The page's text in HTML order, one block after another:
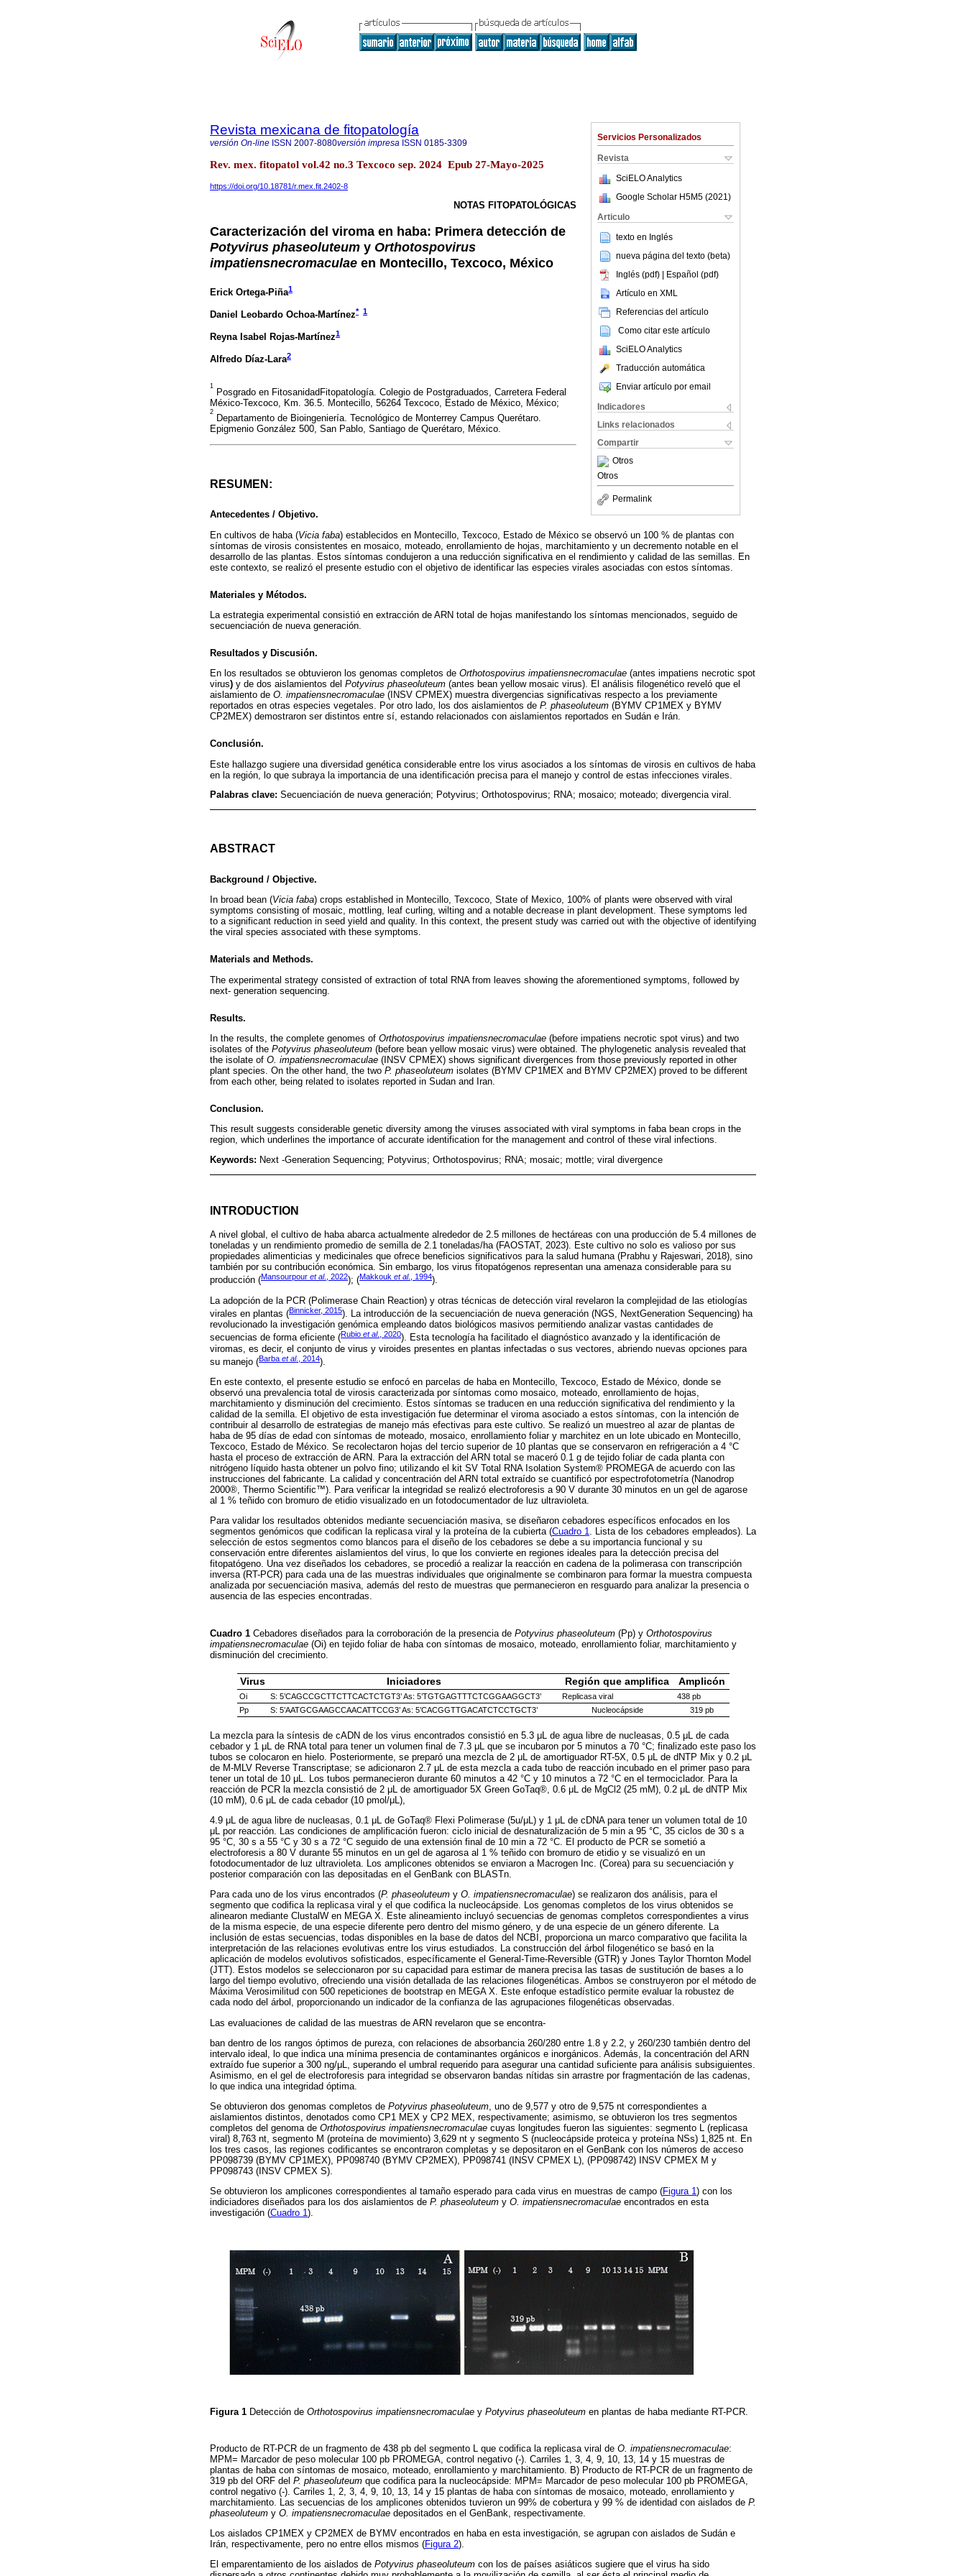
Servicios Personalizados
Revista
SciELO Analytics
Google Scholar H5M5 (2021 )
Articulo
texto en Inglés
nueva página del texto (beta)
Inglés (pdf) | Español (pdf)
Artículo en XML
Referencias del artículo
Como citar este artículo
SciELO Analytics
Traducción automática
Enviar artículo por email
Indicadores
Links relacionados
Compartir
Otros
Otros
Permalink
Revista mexicana de fitopatología
versión On-line ISSN 2007-8080versión impresa ISSN 0185-3309
Rev. mex. fitopatol vol.42 no.3 Texcoco sep. 2024 Epub 27-Mayo-2025
https://doi.org/10.18781/r.mex.fit.2402-8
NOTAS FITOPATOLÓGICAS
Caracterización del viroma en haba: Primera detección de
Potyvirus phaseoluteum y Orthotospovirus
impatiensnecromaculae en Montecillo, Texcoco, México
Erick Ortega-Piña1
Daniel Leobardo Ochoa-Martínez* 1
Reyna Isabel Rojas-Martínez1
Alfredo Díaz-Lara2
1
Posgrado en FitosanidadFitopatología. Colegio de Postgraduados, Carretera Federal
México-Texcoco, Km. 36.5. Montecillo, 56264 Texcoco, Estado de México, México;
2
Departamento de Bioingeniería. Tecnológico de Monterrey Campus Querétaro.
Epigmenio González 500, San Pablo, Santiago de Querétaro, México.
RESUMEN:
Antecedentes / Objetivo.
En cultivos de haba (Vicia faba) establecidos en Montecillo, Texcoco, Estado de México se observó un 100 % de plantas con
síntomas de virosis consistentes en mosaico, moteado, enrollamiento de hojas, marchitamiento y un decremento notable en el
desarrollo de las plantas. Estos síntomas condujeron a una reducción significativa en el rendimiento y calidad de las semillas. En
este contexto, se realizó el presente estudio con el objetivo de identificar las especies virales asociadas con estos síntomas.
Materiales y Métodos.
La estrategia experimental consistió en extracción de ARN total de hojas manifestando los síntomas mencionados, seguido de
secuenciación de nueva generación.
Resultados y Discusión.
En los resultados se obtuvieron los genomas completos de Orthotospovirus impatiensnecromaculae (antes impatiens necrotic spot
virus) y de dos aislamientos del Potyvirus phaseoluteum (antes bean yellow mosaic virus). El análisis filogenético reveló que el
aislamiento de O. impatiensnecromaculae (INSV CPMEX) muestra divergencias significativas respecto a los previamente
reportados en otras especies vegetales. Por otro lado, los dos aislamientos de P. phaseoluteum (BYMV CP1MEX y BYMV
CP2MEX) demostraron ser distintos entre sí, estando relacionados con aislamientos reportados en Sudán e Irán.
Conclusión.
Este hallazgo sugiere una diversidad genética considerable entre los virus asociados a los síntomas de virosis en cultivos de haba
en la región, lo que subraya la importancia de una identificación precisa para el manejo y control de estas infecciones virales.
Palabras clave: Secuenciación de nueva generación; Potyvirus; Orthotospovirus; RNA; mosaico; moteado; divergencia viral.
ABSTRACT
Background / Objective.
In broad bean (Vicia faba) crops established in Montecillo, Texcoco, State of Mexico, 100% of plants were observed with viral
symptoms consisting of mosaic, mottling, leaf curling, wilting and a notable decrease in plant development. These symptoms led
to a significant reduction in seed yield and quality. In this context, the present study was carried out with the objective of identifying
the viral species associated with these symptoms.
Materials and Methods.
The experimental strategy consisted of extraction of total RNA from leaves showing the aforementioned symptoms, followed by
next- generation sequencing.
Results.
In the results, the complete genomes of Orthotospovirus impatiensnecromaculae (before impatiens necrotic spot virus) and two
isolates of the Potyvirus phaseoluteum (before bean yellow mosaic virus) were obtained. The phylogenetic analysis revealed that
the isolate of O. impatiensnecromaculae (INSV CPMEX) shows significant divergences from those previously reported in other
plant species. On the other hand, the two P. phaseoluteum isolates (BYMV CP1MEX and BYMV CP2MEX) proved to be different
from each other, being related to isolates reported in Sudan and Iran.
Conclusion.
This result suggests considerable genetic diversity among the viruses associated with viral symptoms in faba bean crops in the
region, which underlines the importance of accurate identification for the management and control of these viral infections.
Keywords: Next -Generation Sequencing; Potyvirus; Orthotospovirus; RNA; mosaic; mottle; viral divergence
INTRODUCTION
A nivel global, el cultivo de haba abarca actualmente alrededor de 2.5 millones de hectáreas con una producción de 5.4 millones de
toneladas y un rendimiento promedio de semilla de 2.1 toneladas/ha (FAOSTAT, 2023). Este cultivo no solo es valioso por sus
propiedades alimenticias y medicinales que ofrece beneficios significativos para la salud humana (Prabhu y Rajeswari, 2018), sino
también por su contribución económica. Sin embargo, los virus fitopatógenos representan una amenaza considerable para su
producción (Mansourpour et al., 2022); (Makkouk et al., 1994).
La adopción de la PCR (Polimerase Chain Reaction) y otras técnicas de detección viral revelaron la complejidad de las etiologías
virales en plantas (Binnicker, 2015). La introducción de la secuenciación de nueva generación (NGS, NextGeneration Sequencing) ha
revolucionado la investigación genómica empleando datos biológicos masivos permitiendo analizar vastas cantidades de
secuencias de forma eficiente (Rubio et al., 2020). Esta tecnología ha facilitado el diagnóstico avanzado y la identificación de
viromas, es decir, el conjunto de virus y viroides presentes en plantas infectadas o sus vectores, abriendo nuevas opciones para
su manejo (Barba et al., 2014).
En este contexto, el presente estudio se enfocó en parcelas de haba en Montecillo, Texcoco, Estado de México, donde se
observó una prevalencia total de virosis caracterizada por síntomas como mosaico, moteado, enrollamiento de hojas,
marchitamiento y disminución del crecimiento. Estos síntomas se traducen en una reducción significativa del rendimiento y la
calidad de la semilla. El objetivo de esta investigación fue determinar el viroma asociado a estos síntomas, con la intención de
contribuir al desarrollo de estrategias de manejo más efectivas para este cultivo. Se realizó un muestreo al azar de plantas de
haba de 95 días de edad con síntomas de moteado, mosaico, enrollamiento foliar y marchitez en un lote ubicado en Montecillo,
Texcoco, Estado de México. Se recolectaron hojas del tercio superior de 10 plantas que se conservaron en refrigeración a 4 °C
hasta el proceso de extracción de ARN. Para la extracción del ARN total se maceró 0.1 g de tejido foliar de cada planta con
nitrógeno líquido hasta obtener un polvo fino; utilizando el kit SV Total RNA Isolation System® PROMEGA de acuerdo con las
instrucciones del fabricante. La calidad y concentración del ARN total extraído se cuantificó por espectrofotometría (Nanodrop
2000®, Thermo Scientific™). Para verificar la integridad se realizó electroforesis a 90 V durante 30 minutos en un gel de agarose
al 1 % teñido con bromuro de etidio visualizado en un fotodocumentador de luz ultravioleta.
Para validar los resultados obtenidos mediante secuenciación masiva, se diseñaron cebadores específicos enfocados en los
segmentos genómicos que codifican la replicasa viral y la proteína de la cubierta (Cuadro 1. Lista de los cebadores empleados). La
selección de estos segmentos como blancos para el diseño de los cebadores se debe a su importancia funcional y su
conservación entre diferentes aislamientos del virus, lo que los convierte en regiones ideales para la detección precisa del
fitopatógeno. Una vez diseñados los cebadores, se procedió a realizar la reacción en cadena de la polimerasa con transcripción
inversa (RT-PCR) para cada una de las muestras individuales que originalmente se combinaron para formar la muestra compuesta
analizada por secuenciación masiva, además del resto de muestras que permanecieron en resguardo para analizar la presencia o
ausencia de las especies encontradas.
Cuadro 1 Cebadores diseñados para la corroboración de la presencia de Potyvirus phaseoluteum (Pp) y Orthotospovirus
impatiensnecromaculae (Oi) en tejido foliar de haba con síntomas de mosaico, moteado, enrollamiento foliar, marchitamiento y
disminución del crecimiento.
Virus Iniciadores Región que amplifica Amplicón
Oi S: 5’CAGCCGCTTCTTCACTCTGT3’ As: 5’TGTGAGTTTCTCGGAAGGCT3’ Replicasa viral
438 pb
Pp
S: 5’AATGCGAAGCCAACATTCCG3’ As: 5’CACGGTTGACATCTCCTGCT3’ Nucleocápside 319 pb
La mezcla para la síntesis de cADN de los virus encontrados consistió en 5.3 μL de agua libre de nucleasas, 0.5 μL de cada
cebador y 1 μL de RNA total para tener un volumen final de 7.3 μL que se incubaron por 5 minutos a 70 °C; finalizado este paso los
tubos se colocaron en hielo. Posteriormente, se preparó una mezcla de 2 μL de amortiguador RT-5X, 0.5 μL de dNTP Mix y 0.2 μL
de M-MLV Reverse Transcriptase; se adicionaron 2.7 μL de esta mezcla a cada tubo de reacción incubado en el primer paso para
tener un total de 10 μL. Los tubos permanecieron durante 60 minutos a 42 °C y 10 minutos a 72 °C en el termociclador. Para la
reacción de PCR la mezcla consistió de 2 μL de amortiguador 5X Green GoTaq®, 0.6 μL de MgCl2 (25 mM), 0.2 μL de dNTP Mix
(10 mM), 0.6 μL de cada cebador (10 pmol/μL),
4.9 μL de agua libre de nucleasas, 0.1 μL de GoTaq® Flexi Polimerase (5u/μL) y 1 μL de cDNA para tener un volumen total de 10
μL por reacción. Las condiciones de amplificación fueron: ciclo inicial de desnaturalización de 5 min a 95 °C, 35 ciclos de 30 s a
95 °C, 30 s a 55 °C y 30 s a 72 °C seguido de una extensión final de 10 min a 72 °C. El producto de PCR se sometió a
electroforesis a 80 V durante 55 minutos en un gel de agarosa al 1 % teñido con bromuro de etidio y se visualizó en un
fotodocumentador de luz ultravioleta. Los amplicones obtenidos se enviaron a Macrogen Inc. (Corea) para su secuenciación y
posterior comparación con las depositadas en el GenBank con BLASTn.
Para cada uno de los virus encontrados (P. phaseoluteum y O. impatiensnecromaculae) se realizaron dos análisis, para el
segmento que codifica la replicasa viral y el que codifica la nucleocápside. Los genomas completos de los virus obtenidos se
alinearon mediante ClustalW en MEGA X. Este alineamiento incluyó secuencias de genomas completos correspondientes a virus
de la misma especie, de una especie diferente pero dentro del mismo género, y de una especie de un género diferente. La
inclusión de estas secuencias, todas disponibles en la base de datos del NCBI, proporciona un marco comparativo que facilita la
interpretación de las relaciones evolutivas entre los virus estudiados. La construcción del árbol filogenético se basó en la
aplicación de modelos evolutivos sofisticados, específicamente el General-Time-Reversible (GTR) y Jones Taylor Thornton Model
(JTT). Estos modelos se seleccionaron por su capacidad para estimar de manera precisa las tasas de sustitución de bases a lo
largo del tiempo evolutivo, ofreciendo una visión detallada de las relaciones filogenéticas. Ambos se construyeron por el método de
Máxima Verosimilitud con 500 repeticiones de bootstrap en MEGA X. Este enfoque estadístico permite evaluar la robustez de
cada nodo del árbol, proporcionando un indicador de la confianza de las agrupaciones filogenéticas observadas.
Las evaluaciones de calidad de las muestras de ARN revelaron que se encontra-
ban dentro de los rangos óptimos de pureza, con relaciones de absorbancia 260/280 entre 1.8 y 2.2, y 260/230 también dentro del
intervalo ideal, lo que indica una mínima presencia de contaminantes orgánicos e inorgánicos. Además, la concentración del ARN
extraído fue superior a 300 ng/μL, superando el umbral requerido para asegurar una cantidad suficiente para análisis subsiguientes.
Asimismo, en el gel de electroforesis para integridad se observaron bandas nítidas sin arrastre por fragmentación de las cadenas,
lo que indica una integridad óptima.
Se obtuvieron dos genomas completos de Potyvirus phaseoluteum, uno de 9,577 y otro de 9,575 nt correspondientes a
aislamientos distintos, denotados como CP1 MEX y CP2 MEX, respectivamente; asimismo, se obtuvieron los tres segmentos
completos del genoma de Orthotospovirus impatiensnecromaculae cuyas longitudes fueron las siguientes: segmento L (replicasa
viral) 8,763 nt, segmento M (proteína de movimiento) 3,629 nt y segmento S (nucleocápside proteica y proteína NSs) 1,825 nt. En
los tres casos, las regiones codificantes se encontraron completas y se depositaron en el GenBank con los números de acceso
PP098739 (BYMV CP1MEX), PP098740 (BYMV CP2MEX), PP098741 (INSV CPMEX L), (PP098742) INSV CPMEX M y
PP098743 (INSV CPMEX S).
Se obtuvieron los amplicones correspondientes al tamaño esperado para cada virus en muestras de campo (Figura 1) con los
indiciadores diseñados para los dos aislamientos de P. phaseoluteum y O. impatiensnecromaculae encontrados en esta
investigación (Cuadro 1).
Figura 1 Detección de Orthotospovirus impatiensnecromaculae y Potyvirus phaseoluteum en plantas de haba mediante RT-PCR.
Producto de RT-PCR de un fragmento de 438 pb del segmento L que codifica la replicasa viral de O. impatiensnecromaculae:
MPM= Marcador de peso molecular 100 pb PROMEGA, control negativo (-). Carriles 1, 3, 4, 9, 10, 13, 14 y 15 muestras de
plantas de haba con síntomas de mosaico, moteado, enrollamiento y marchitamiento. B) Producto de RT-PCR de un fragmento de
319 pb del ORF del P. phaseoluteum que codifica para la nucleocápside: MPM= Marcador de peso molecular 100 pb PROMEGA,
control negativo (-). Carriles 1, 2, 3, 4, 9, 10, 13, 14 y 15 plantas de haba con síntomas de mosaico, moteado, enrollamiento y
marchitamiento. Las secuencias de los amplicones obtenidos tuvieron un 99% de cobertura y 99 % de identidad con aislados de P.
phaseoluteum y O. impatiensnecromaculae depositados en el GenBank, respectivamente.
Los aislados CP1MEX y CP2MEX de BYMV encontrados en haba en esta investigación, se agrupan con aislados de Sudán e
Irán, respectivamente, pero no entre ellos mismos (Figura 2).
El emparentamiento de los aislados de Potyvirus phaseoluteum con los de países asiáticos sugiere que el virus ha sido